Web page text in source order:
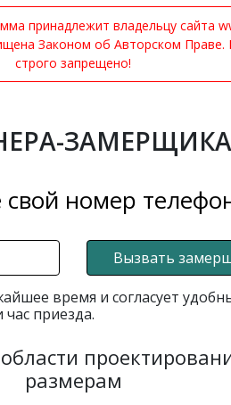
принадлежит владельцу сайта
Законом об Авторском Праве.
строго запрещено!
ЗАМЕРЩИКА
свой номер
Вызвать
время и согласует
час приезда.
размерам